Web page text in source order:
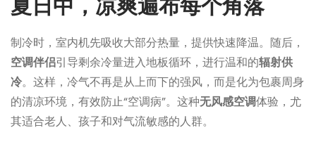
夏日中，凉爽遍布每个角落
制冷时，室内机先吸收大部分热量，提供快速降温。随后，
空调伴侣引导剩余冷量进入地板循环，进行温和的辐射供
冷。这样，冷气不再是从上而下的强风，而是化为包裹周身
的清凉环境，有效防止“空调病”。这种无风感空调体验，尤
其适合老人、孩子和对气流敏感的人群。